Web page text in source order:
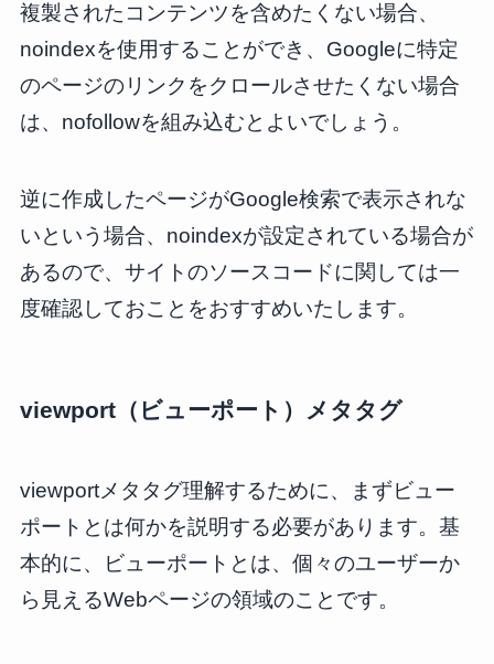
複製されたコンテンツを含めたくない場合、
noindexを使用することができ、Googleに特定
のページのリンクをクロールさせたくない場合
は、nofollowを組み込むとよいでしょう。
逆に作成したページがGoogle検索で表示されな
いという場合、noindexが設定されている場合が
あるので、サイトのソースコードに関しては一
度確認しておことをおすすめいたします。
viewport（ビューポート）メタタグ
viewportメタタグ理解するために、まずビュー
ポートとは何かを説明する必要があります。基
本的に、ビューポートとは、個々のユーザーか
ら見えるWebページの領域のことです。